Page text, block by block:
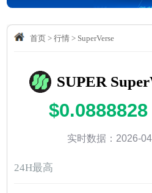
首页> 行情> SuperVerse
SUPER
$0.0888828
实时数据：2026-
24H最高